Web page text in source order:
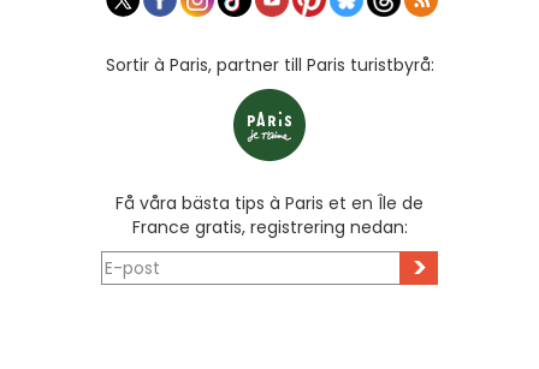
Sortir à Paris, partner till Paris turistbyrå:
Få våra bästa tips à Paris et en Île de
France gratis, registrering nedan:
>